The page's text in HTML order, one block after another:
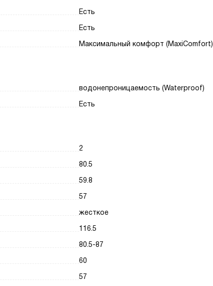
Есть
Есть
Максимальный комфорт (MaxiComfort)
водонепроницаемость (Waterproof)
Есть
2
80.5
59.8
57
жесткое
116.5
80.5-87
60
57